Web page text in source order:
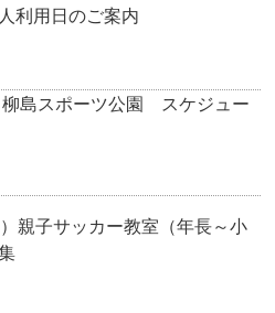
利用日のご案内
島スポーツ公園 スケジュー
親子サッカー教室（年長～小